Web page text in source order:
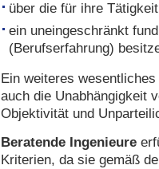
über die für ihre
ein uneingeschränkt
(Berufserfahrung)
Ein weiteres
auch die Unabhängigkeit
Objektivität und
Beratende Ingenieure
Kriterien, da sie gemäß